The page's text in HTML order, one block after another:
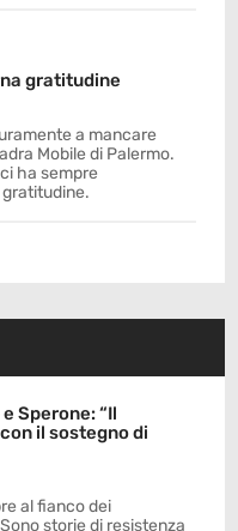
gratitudine
a mancare
Mobile di Palermo.
ha sempre
Sperone: “Il
il sostegno di
al fianco dei
storie di resistenza